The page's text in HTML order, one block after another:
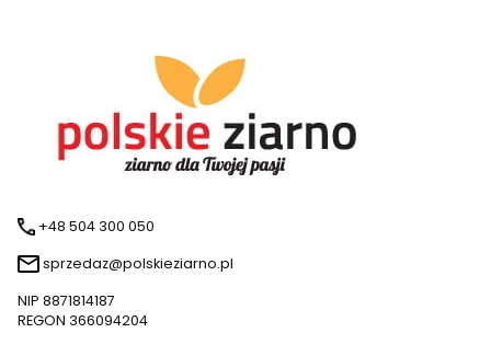
+48 504 300 050
sprzedaz@polskieziarno.pl
NIP 8871814187
REGON 366094204